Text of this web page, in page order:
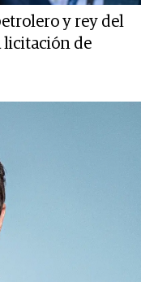
y rey del
licitación de